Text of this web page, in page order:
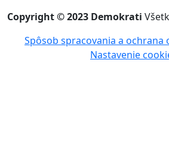
Copyright © 2023 Demokrati
Spôsob spracovania a ochrana
Nastavenie